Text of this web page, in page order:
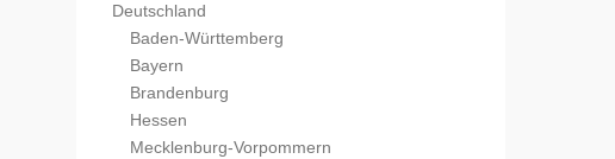
Deutschland
Baden-Württemberg
Bayern
Brandenburg
Hessen
Mecklenburg-Vorpommern